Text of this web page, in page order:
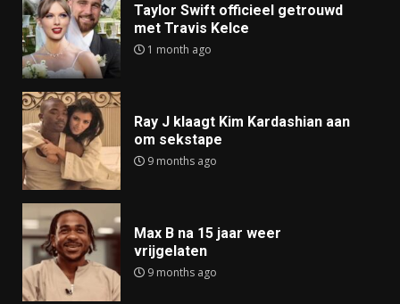
Taylor Swift officieel getrouwd
met Travis Kelce
1 month ago
Ray J klaagt Kim Kardashian aan
om sekstape
9 months ago
Max B na 15 jaar weer
vrijgelaten
9 months ago